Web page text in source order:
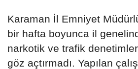
Karaman İl Emniyet
bir hafta boyunca il
narkotik ve trafik
göz açtırmadı. Yapılan